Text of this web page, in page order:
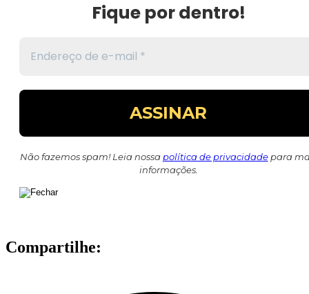
Fique por dentro!
Não fazemos spam! Leia nossa política de privacidadepara
informações.
Compartilhe: